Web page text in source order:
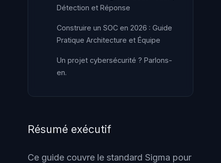
Détection et Réponse
Construire un SOC en 2026 : Guide
Pratique Architecture et Équipe
Un projet cybersécurité ? Parlons-
en.
Résumé exécutif
Ce guide couvre le standard Sigma pour